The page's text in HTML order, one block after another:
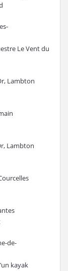
Le Vent du
Lambton
Lambton
de-
kayak